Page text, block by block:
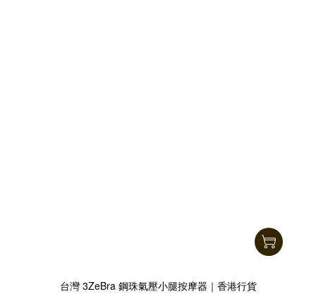
台灣 3ZeBra 鋼珠氣壓小腿按摩器｜香港行貨